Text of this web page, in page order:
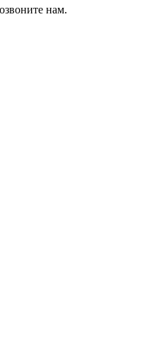
нам.